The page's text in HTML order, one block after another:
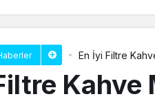
En İyi Filtre
Kahve